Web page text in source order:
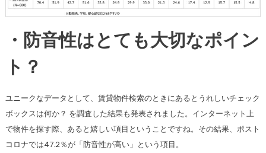
・防音性はとても大切なポイン
ト？
ユニークなデータとして、賃貸物件検索のときにあるとうれしいチェック
ボックスは何か？ を調査した結果も発表されました。インターネット上
で物件を探す際、あると嬉しい項目ということですね。その結果、ポスト
コロナでは47.2％が「防音性が高い」という項目。